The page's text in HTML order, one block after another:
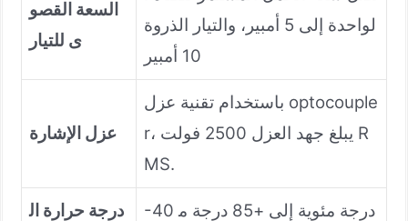
السعة القصو
ى للتيار
لواحدة إلى 5 أمبير، والتيار الذروة
10 أمبير
عزل الإشارة
باستخدام تقنية عزل optocouple
r، يبلغ جهد العزل 2500 فولت R
MS.
درجة حرارة ال -40 درجة مئوية إلى +85 درجة م